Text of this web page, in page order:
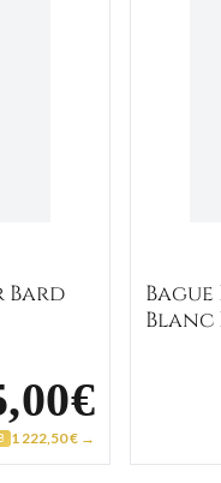
Bard
1 222,50 € →
Bague
Blanc